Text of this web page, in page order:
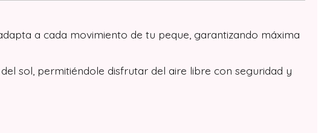
a cada movimiento de tu peque, garantizando máxima
sol, permitiéndole disfrutar del aire libre con seguridad y